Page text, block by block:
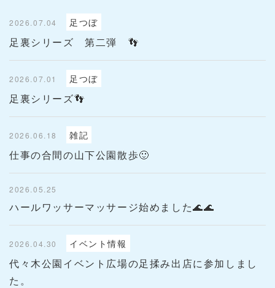
2026.07.04 足つぼ
足裏シリーズ 第二弾 👣
2026.07.01 足つぼ
足裏シリーズ👣
2026.06.18 雑記
仕事の合間の山下公園散歩🙂
2026.05.25
ハールワッサーマッサージ始めました🌊🌊
2026.04.30 イベント情報
代々木公園イベント広場の足揉み出店に参加しまし
た。